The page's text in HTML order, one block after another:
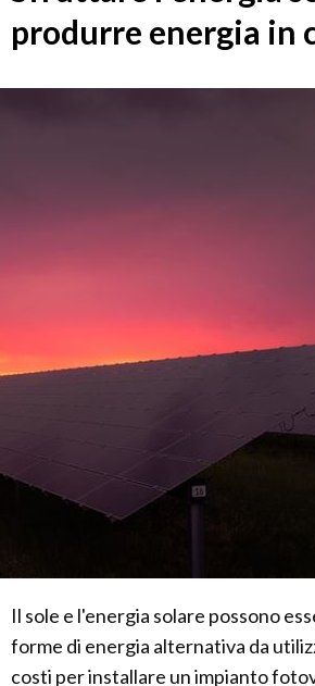
produrre energia in
Il sole e l'energia solare possono
forme di energia alternativa da
costi per installare un impianto